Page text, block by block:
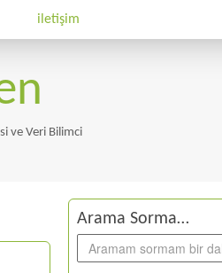
iletişim
ve Veri Bilimci
Arama Sorma…